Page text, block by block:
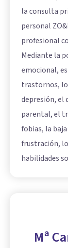
la consulta
personal
profesional
Mediante la
emocional,
trastornos,
depresión, el
parental, el
fobias, la
frustración,
habilidades
Mª